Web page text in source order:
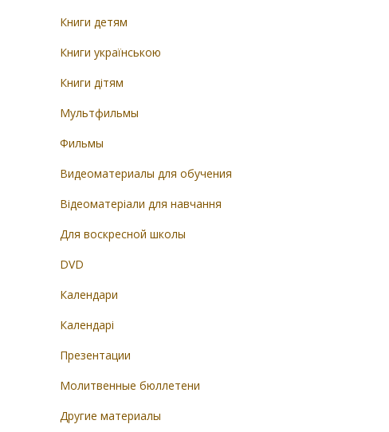
Книги детям
Книги українською
Книги дітям
Мультфильмы
Фильмы
Видеоматериалы для обучения
Відеоматеріали для навчання
Для воскресной школы
DVD
Календари
Календарі
Презентации
Молитвенные бюллетени
Другие материалы